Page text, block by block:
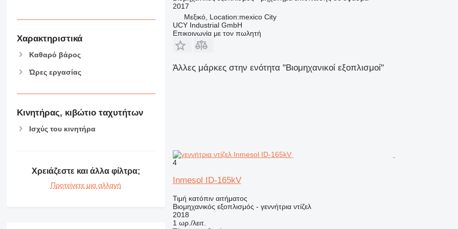
Χαρακτηριστικά
Καθαρό βάρος
Ώρες εργασίας
Κινητήρας, κιβώτιο ταχυτήτων
Ισχύς του κινητήρα
Χρειάζεστε και άλλα φίλτρα;
Προτείνετε μια αλλαγή
2017
Μεξικό, Location:mexico City
UCY Industrial GmbH
Επικοινωνία με τον πωλητή
Άλλες μάρκες στην ενότητα "Βιομηχανικοί εξοπλισμοί"
4
Inmesol ID-165kV
Τιμή κατόπιν αιτήματος
Βιομηχανικός εξοπλισμός - γεννήτρια ντίζελ
2018
1 ωρ./λειτ.